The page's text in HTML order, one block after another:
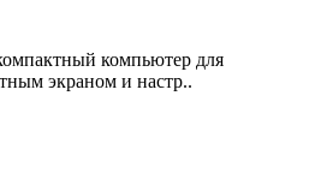
компьютер для
экраном и настр..